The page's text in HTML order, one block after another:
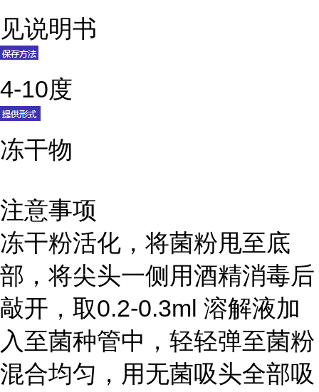
见说明书
4-10度
冻干物
注意事项
冻干粉活化，将菌粉甩至底
部，将尖头一侧用酒精消毒后
敲开，取0.2-0.3ml 溶解液加
入至菌种管中，轻轻弹至菌粉
混合均匀，用无菌吸头全部吸